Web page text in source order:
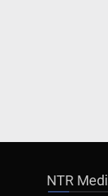
NTR